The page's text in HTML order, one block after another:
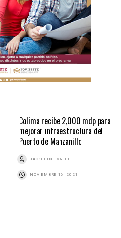
Colima recibe 2,000 mdp para
mejorar infraestructura del
Puerto de Manzanillo
JACKELINE VALLE
NOVIEMBRE 16, 2021